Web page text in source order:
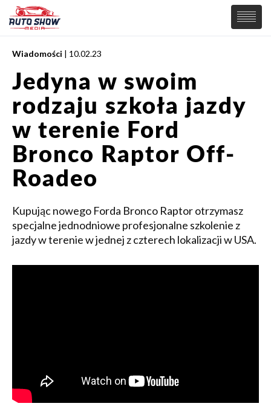
PREMIERY
SAMOCHODY
Wiadomości
Supersamochody
Samochody Koncepcyjne
Tuning
Elektryczne
MOTORSPORT
Wiadomości | 10.02.23
Jedyna w swoim
rodzaju szkoła jazdy
w terenie Ford
Bronco Raptor Off-
Roadeo
Kupując nowego Forda Bronco Raptor otrzymasz
specjalne jednodniowe profesjonalne szkolenie z
jazdy w terenie w jednej z czterech lokalizacji w USA.